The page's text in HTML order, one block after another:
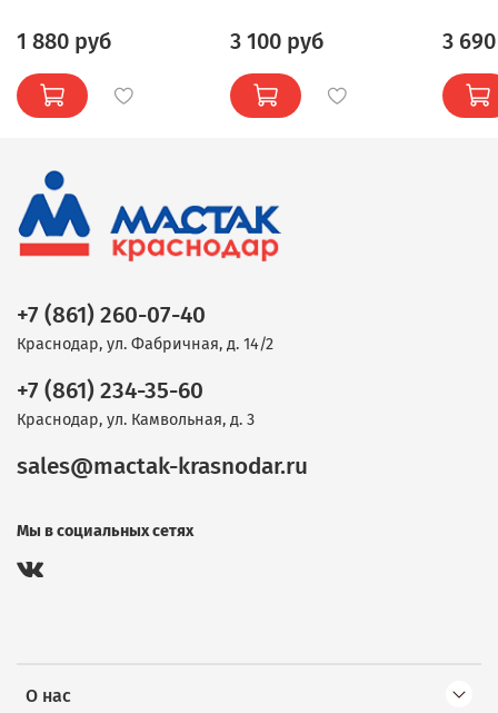
1 880 руб 3 100 руб 3
О нас
+7 (861) 260-07-40
Краснодар, ул. Фабричная, д. 14/2
+7 (861) 234-35-60
Краснодар, ул. Камвольная, д. 3
sales@mactak-krasnodar.ru
Мы в социальных сетях